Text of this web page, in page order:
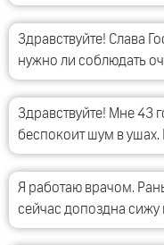
Здравствуйте! Слава
нужно ли соблюдать
Здравствуйте! Мне 43
беспокоит шум в
Я работаю врачом.
сейчас допоздна сижу